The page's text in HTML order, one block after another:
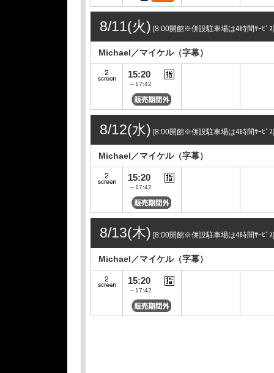
8/11(火) [8:00開館※併設駐車場は4時間ｻｰﾋﾞｽ]
Michael／マイケル（字幕）
15:20
～17:42
8/12(水) [8:00開館※併設駐車場は4時間ｻｰﾋﾞｽ]
Michael／マイケル（字幕）
15:20
～17:42
8/13(木) [8:00開館※併設駐車場は4時間ｻｰﾋﾞｽ]
Michael／マイケル（字幕）
15:20
～17:42